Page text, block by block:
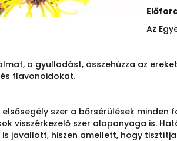
Az
a gyulladást, összehúzza az
flavonoidokat.
szer a bőrsérülések
visszérkezelő szer alapanyaga is.
is javallott, hiszen amellett, hogy